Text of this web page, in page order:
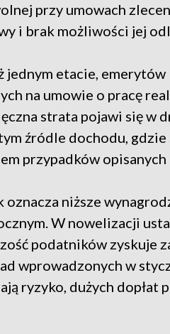
przy umowach
i brak możliwości jej
jednym etacie, emerytów
na umowie o pracę
strata pojawi się w
źródle dochodu,
przypadków opisanych
niższe
W nowelizacji
podatników zyskuje
wprowadzonych w
ryzyko, dużych dopłat